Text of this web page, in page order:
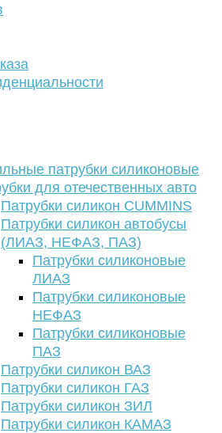
патрубки силиконовые
для отечественных авто
Патрубки силикон CUMMINS
Патрубки силикон автобусы
(ЛИАЗ, НЕФАЗ, ПАЗ)
Патрубки силиконовые
ЛИАЗ
Патрубки силиконовые
НЕФАЗ
Патрубки силиконовые
ПАЗ
Патрубки силикон ВАЗ
Патрубки силикон ГАЗ
Патрубки силикон ЗИЛ
Патрубки силикон КАМАЗ